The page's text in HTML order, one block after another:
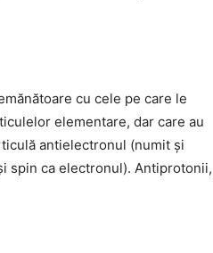
cu cele pe care le
elementare, dar care au
antielectronul (numit și
spin ca electronul). Antiprotonii,